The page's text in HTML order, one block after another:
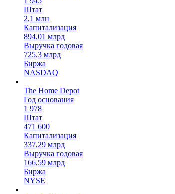
Штат
2,1 млн
Капитализация
894,01 млрд
Выручка годовая
725,3 млрд
Биржа
NASDAQ
The Home Depot
Год основания
1 978
Штат
471 600
Капитализация
337,29 млрд
Выручка годовая
166,59 млрд
Биржа
NYSE